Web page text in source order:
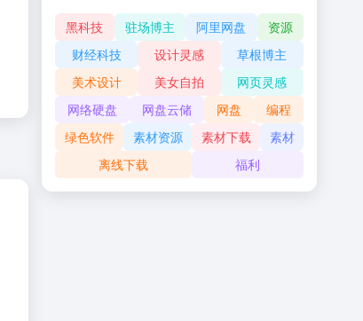
黑科技 驻场博主 阿里网盘
资源
财经科技
设计灵感
草根博主
美术设计
美女自拍
网页灵感
网络硬盘
网盘云储 网盘
编程
绿色软件
素材资源 素材下载
素材
离线下载
福利